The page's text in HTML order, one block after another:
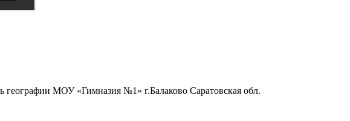
географии МОУ «Гимназия №1» г.Балаково Саратовская обл.